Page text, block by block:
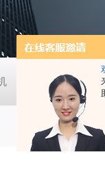
日本大塚otsuka